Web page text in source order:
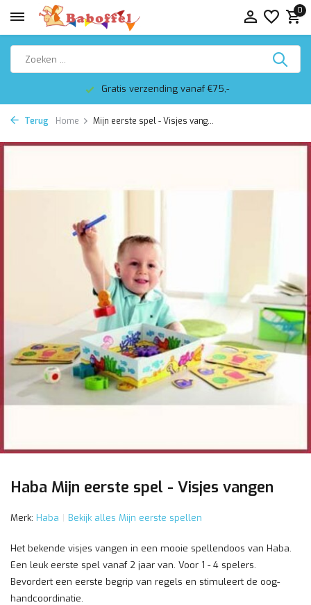
0
Gratis verzending vanaf €75,-
Terug Home Mijn eerste spel - Visjes vang...
Haba Mijn eerste spel - Visjes vangen
Merk: Haba Bekijk alles Mijn eerste spellen
Het bekende visjes vangen in een mooie spellendoos van Haba.
Een leuk eerste spel vanaf 2 jaar van. Voor 1 - 4 spelers.
Bevordert een eerste begrip van regels en stimuleert de oog-
handcoordinatie.